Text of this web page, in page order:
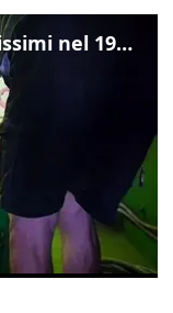
Ecco il tanko usato dai Serenissimi nel 1997 per il blitz a San Marco